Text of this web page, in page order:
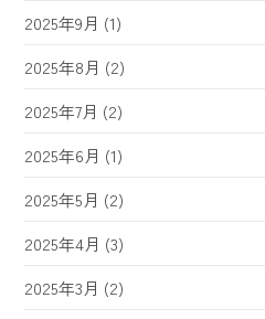
2025年9月 (1)
2025年8月 (2)
2025年7月 (2)
2025年6月 (1)
2025年5月 (2)
2025年4月 (3)
2025年3月 (2)